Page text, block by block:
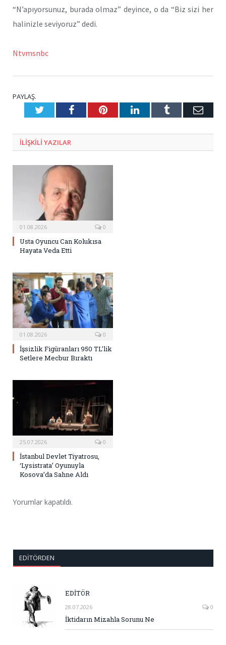
“N’apıyorsunuz, burada olmaz” deyince, o da “Biz sizi her
halinizle seviyoruz” dedi.
Ntvmsnbc
PAYLAŞ.
TwitterFacebookPinterestLinkedInTumblr E-
ILIŞKILI YAZILAR
01.08.2026 0
Usta Oyuncu Can Kolukısa
Hayata Veda Etti
01.08.2026 0
İşsizlik Figüranları 950 TL’lik
Setlere Mecbur Bıraktı
25.07.2026 0
İstanbul Devlet Tiyatrosu,
‘Lysistrata’ Oyunuyla
Kosova’da Sahne Aldı
Yorumlar kapatıldı.
EDITÖRDEN
EDİTÖR
28.07.2026 0
İktidarın Mizahla Sorunu Ne